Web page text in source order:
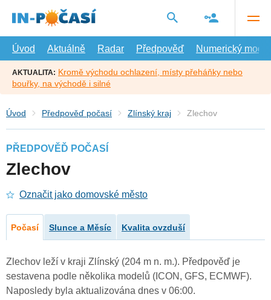
hlavní
Úvod
Aktuálně Radar Předpověď Numerický model
AKTUALITA: Kromě východu ochlazení, místy přeháňky nebo
bouřky, na východě i silné
Úvod Předpověď počasí Zlínský kraj Zlechov
PŘEDPOVĚĎ POČASÍ
Zlechov
Označit jako domovské město
Počasí Slunce a Měsíc Kvalita ovzduší
Zlechov leží v kraji Zlínský (204 m n. m.). Předpověď je
sestavena podle několika modelů (ICON, GFS, ECMWF).
Naposledy byla aktualizována dnes v 06:00.